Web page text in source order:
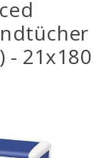
- 21x180